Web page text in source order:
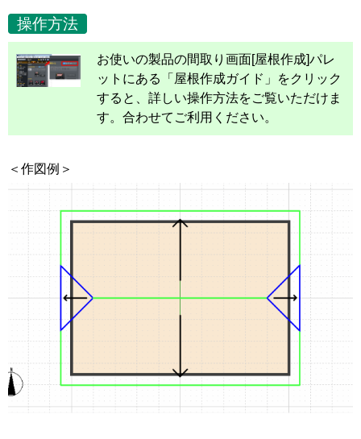
操作方法
お使いの製品の間取り画面[屋根作成]パレ
ットにある「屋根作成ガイド」をクリック
すると、詳しい操作方法をご覧いただけま
す。合わせてご利用ください。
＜作図例＞